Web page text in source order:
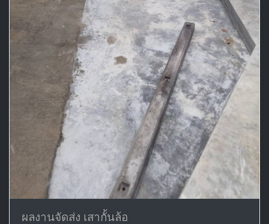
ผลงานจัดส่ง เสากั้นล้อ